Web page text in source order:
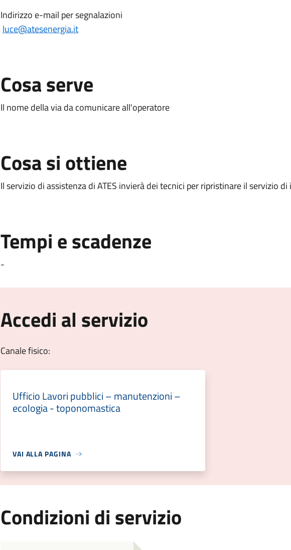
Indirizzo e-mail per segnalazioni
luce@atesenergia.it
Cosa serve
Il nome della via da comunicare all'operatore
Cosa si ottiene
Il servizio di assistenza di ATES invierà dei tecnici per ripristinare il servizio
Tempi e scadenze
-
Accedi al servizio
Canale fisico:
Ufficio Lavori pubblici – manutenzioni –
ecologia - toponomastica
VAI ALLA PAGINA
Condizioni di servizio